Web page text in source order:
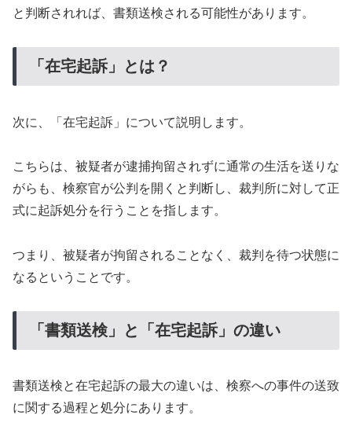
と判断されれば、書類送検される可能性があります。
「在宅起訴」とは？
次に、「在宅起訴」について説明します。
こちらは、被疑者が逮捕拘留されずに通常の生活を送りな
がらも、検察官が公判を開くと判断し、裁判所に対して正
式に起訴処分を行うことを指します。
つまり、被疑者が拘留されることなく、裁判を待つ状態に
なるということです。
「書類送検」と「在宅起訴」の違い
書類送検と在宅起訴の最大の違いは、検察への事件の送致
に関する過程と処分にあります。